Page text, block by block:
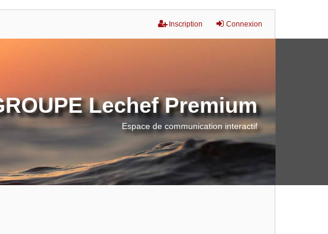
Connexion
Inscription
Lechef Premium
Espace de communication interactif